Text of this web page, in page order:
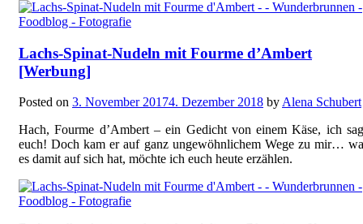
Lachs-Spinat-Nudeln mit Fourme d’Ambert
[Werbung]
Posted on 3. November 20174. Dezember 2018 by Alena Schubert
Hach, Fourme d’Ambert – ein Gedicht von einem Käse, ich
euch! Doch kam er auf ganz ungewöhnlichem Wege zu mir…
es damit auf sich hat, möchte ich euch heute erzählen.